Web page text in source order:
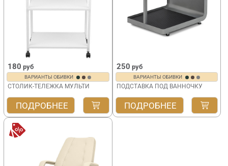
180 руб
ВАРИАНТЫ ОБИВКИ
СТОЛИК-ТЕЛЕЖКА МУЛЬТИ
ПОДРОБНЕЕ
250 руб
ВАРИАНТЫ ОБИВКИ
ПОДСТАВКА ПОД ВАННОЧКУ
ПОДРОБНЕЕ